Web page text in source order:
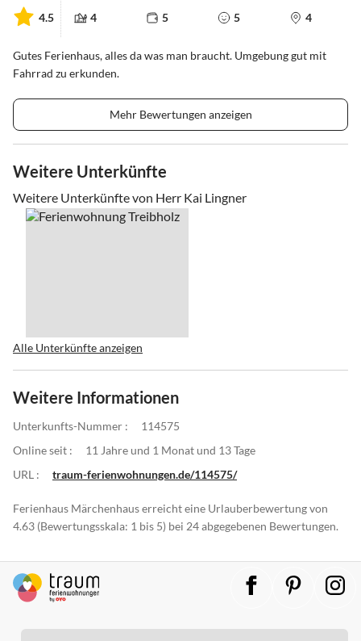
4.5 4 5 5 4
Gutes Ferienhaus, alles da was man braucht. Umgebung gut mit
Fahrrad zu erkunden.
Mehr Bewertungen anzeigen
Weitere Unterkünfte
Weitere Unterkünfte von Herr Kai Lingner
Alle Unterkünfte anzeigen
Weitere Informationen
Unterkunfts-Nummer :
114575
Online seit :
11 Jahre und 1 Monat und 13 Tage
URL :
traum-ferienwohnungen.de/114575/
Ferienhaus Märchenhaus erreicht eine Urlauberbewertung von
4.63 (Bewertungsskala: 1 bis 5) bei 24 abgegebenen Bewertungen.